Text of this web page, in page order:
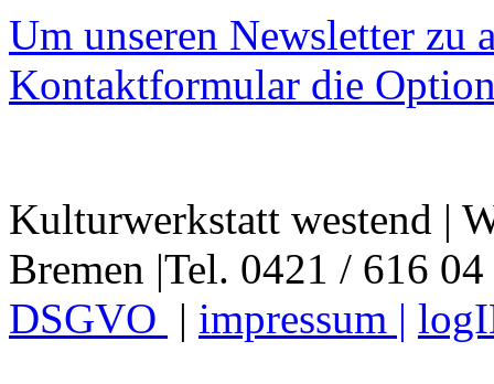
Um unseren Newsletter zu
Kontaktformular die
Kulturwerkstatt westend |
Bremen |Tel. 0421 / 616
DSGVO | impressum |